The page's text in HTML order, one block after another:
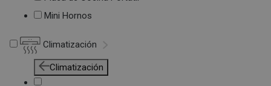
Mini Hornos
Climatización
Climatización